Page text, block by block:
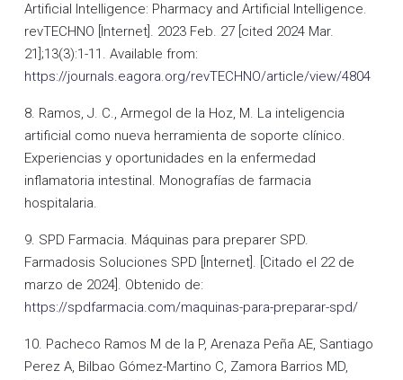
Artificial Intelligence: Pharmacy and Artificial Intelligence.
revTECHNO [Internet]. 2023 Feb. 27 [cited 2024 Mar.
21];13(3):1-11. Available from:
https://journals.eagora.org/revTECHNO/article/view/4804
8. Ramos, J. C., Armegol de la Hoz, M. La inteligencia
artificial como nueva herramienta de soporte clínico.
Experiencias y oportunidades en la enfermedad
inflamatoria intestinal. Monografías de farmacia
hospitalaria.
9. SPD Farmacia. Máquinas para preparer SPD.
Farmadosis Soluciones SPD [Internet]. [Citado el 22 de
marzo de 2024]. Obtenido de:
https://spdfarmacia.com/maquinas-para-preparar-spd/
10. Pacheco Ramos M de la P, Arenaza Peña AE, Santiago
Perez A, Bilbao Gómez-Martino C, Zamora Barrios MD,